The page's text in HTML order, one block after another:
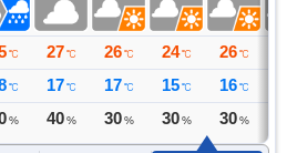
℃
℃
%
27 ℃
17 ℃
40 %
26 ℃
17 ℃
30 %
24 ℃
15 ℃
30 %
26 ℃
16 ℃
30 %